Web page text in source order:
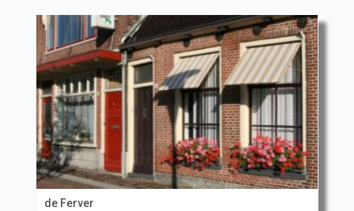
de Ferver